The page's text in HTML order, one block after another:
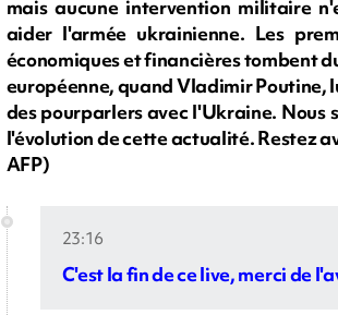
mais aucune intervention militaire
aider l'armée ukrainienne. Les
économiques et financières tombent
européenne, quand Vladimir Poutine,
des pourparlers avec l'Ukraine. Nous
l'évolution de cette actualité. Restez
AFP)
23:16
C'est la fin de ce live, merci de